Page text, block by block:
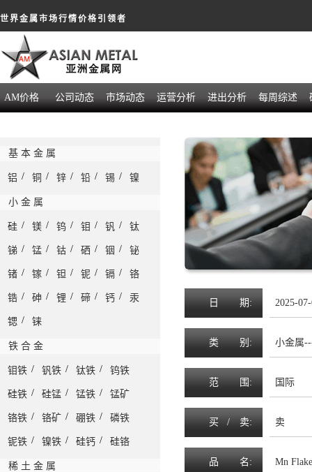
世界金属市场行情价格引领者
AM价格 公司动态 市场动态 运营分析 进出分析 每周综述
基 本 金 属
铝 / 铜 / 锌 / 铅 / 锡 / 镍
小 金 属
硅 / 镁 / 钨 / 钼 / 钒 / 钛
锑 / 锰 / 钴 / 硒 / 铟 / 铋
锗 / 镓 / 钽 / 铌 / 镉 / 铬
锆 / 砷 / 锂 / 碲 / 钙 / 汞
锶 / 铼
铁 合 金
钼铁 / 钒铁 / 钛铁 / 钨铁
硅铁 / 硅锰 / 锰铁 / 锰矿
铬铁 / 铬矿 / 硼铁 / 磷铁
铌铁 / 镍铁 / 硅钙 / 硅铬
稀 土 金 属
日 期: 2025-
类 别: 小金属
范 围 : 国际
买 / 卖: 卖
品 名 : Mn Flake